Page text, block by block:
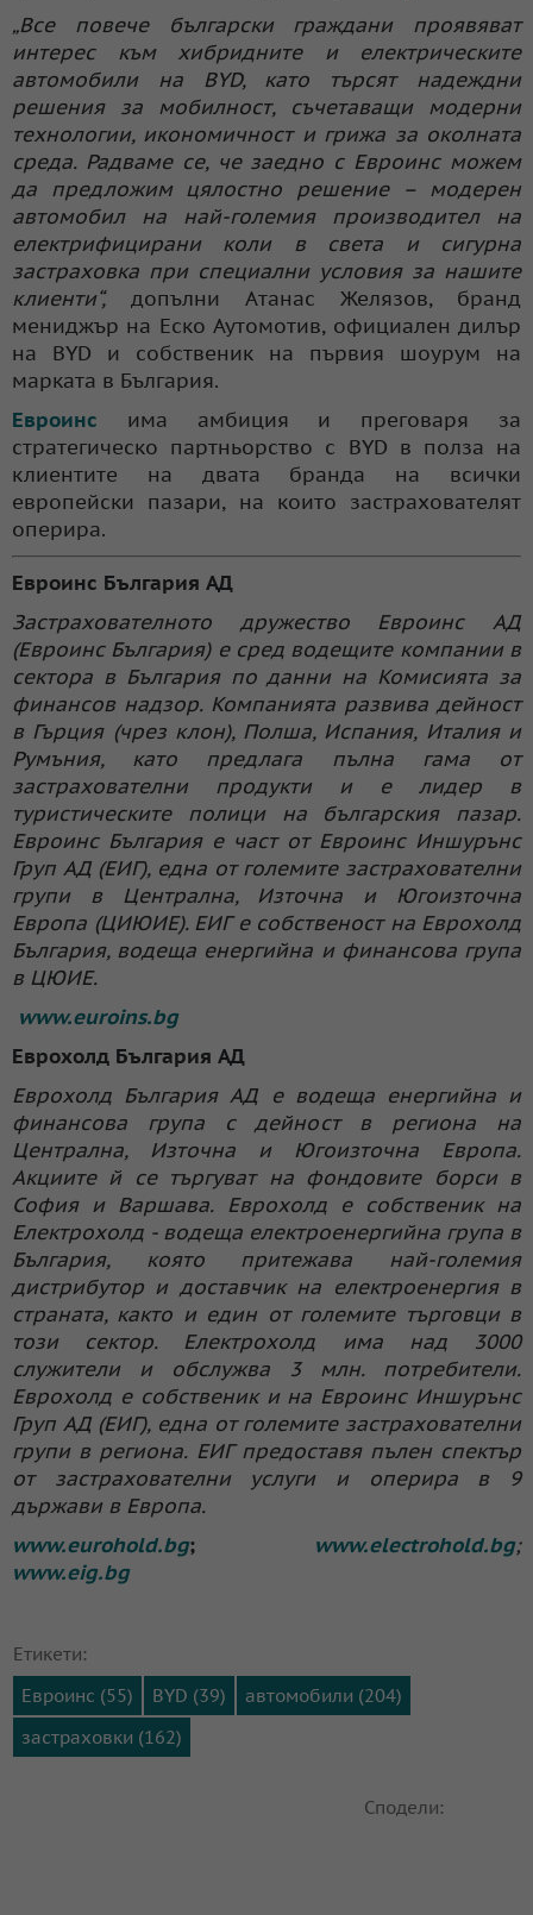
„Все повече български граждани проявяват
интерес към хибридните и електрическите
автомобили на BYD, като търсят надеждни
решения за мобилност, съчетаващи модерни
технологии, икономичност и грижа за околната
среда. Радваме се, че заедно с Евроинс можем
да предложим цялостно решение – модерен
автомобил на най-големия производител на
електрифицирани коли в света и сигурна
застраховка при специални условия за нашите
клиенти“,допълни Атанас Желязов, бранд
мениджър на Еско Аутомотив, официален дилър
на BYD и собственик на първия шоурум на
марката в България.
Евроинс има амбиция и преговаря за
стратегическо партньорство с BYD в полза на
клиентите на двата бранда на всички
европейски пазари, на които застрахователят
оперира.
Евроинс България АД
Застрахователното дружество Евроинс АД
(Евроинс България) е сред водещите компании в
сектора в България по данни на Комисията за
финансов надзор. Компанията развива дейност
в Гърция (чрез клон), Полша, Испания, Италия и
Румъния, като предлага пълна гама от
застрахователни продукти и е лидер в
туристическите полици на българския пазар.
Евроинс България е част от Евроинс Иншурънс
Груп АД (ЕИГ), една от големите застрахователни
групи в Централна, Източна и Югоизточна
Европа (ЦИЮИЕ). ЕИГ е собственост на Еврохолд
България, водеща енергийна и финансова група
в ЦЮИЕ.
www.euroins.bg
Eврохолд България АД
Еврохолд България АД е водеща енергийна и
финансова група с дейност в региона на
Централна, Източна и Югоизточна Европа.
Акциите й се търгуват на фондовите борси в
София и Варшава. Еврохолд е собственик на
Електрохолд - водеща електроенергийна група в
България, която притежава най-големия
дистрибутор и доставчик на електроенергия в
страната, както и един от големите търговци в
този сектор. Електрохолд има над 3000
служители и обслужва 3 млн. потребители.
Еврохолд е собственик и на Евроинс Иншурънс
Груп АД (ЕИГ), една от големите застрахователни
групи в региона. ЕИГ предоставя пълен спектър
от застрахователни услуги и оперира в 9
държави в Европа.
www.eurohold.bg; www.electrohold.bg;
www.eig.bg
Етикети:
Евроинс (55)
BYD (39)
автомобили (204)
застраховки (162)
Сподели: